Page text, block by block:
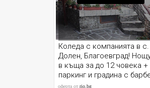
Коледа с компанията в с.
Долен, Благоевград!
в къща за до 12 човека +
паркинг и градина с
от Шарковата къща
оферта отrio.bg